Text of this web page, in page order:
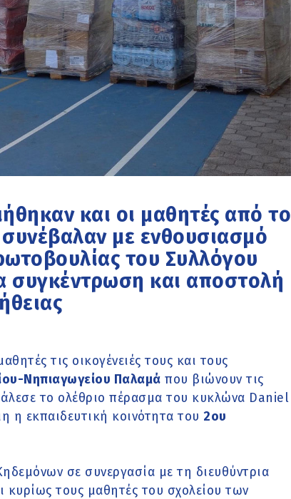
και οι μαθητές από το
με ενθουσιασμό
του Συλλόγου
συγκέντρωση και αποστολή
τις οικογένειές τους και τους
Νηπιαγωγείου Παλαμά που βιώνουν τις
το ολέθριο πέρασμα του κυκλώνα Daniel
η εκπαιδευτική κοινότητα του 2ου
σε συνεργασία με τη διευθύντρια
κυρίως τους μαθητές του σχολείου των